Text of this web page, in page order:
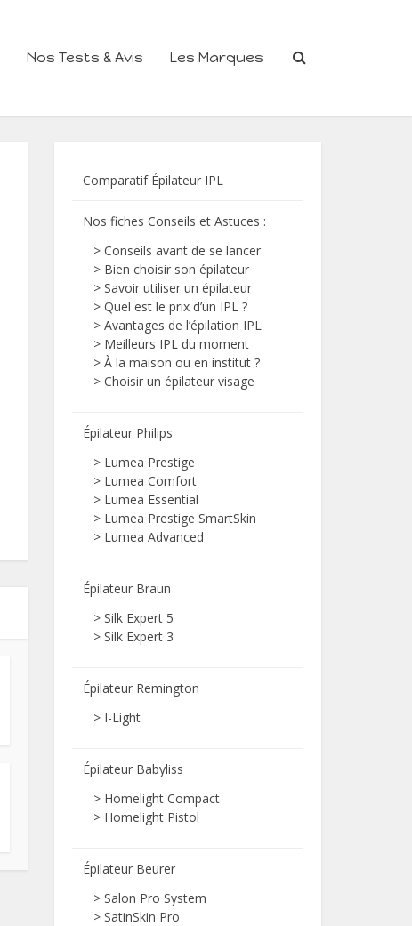
Nos Tests & Avis Les Marques
Comparatif Épilateur IPL
Nos fiches Conseils et Astuces :
> Conseils avant de se lancer
> Bien choisir son épilateur
> Savoir utiliser un épilateur
> Quel est le prix d’un IPL ?
> Avantages de l’épilation IPL
> Meilleurs IPL du moment
> À la maison ou en institut ?
> Choisir un épilateur visage
Épilateur Philips
> Lumea Prestige
> Lumea Comfort
> Lumea Essential
> Lumea Prestige SmartSkin
> Lumea Advanced
Épilateur Braun
> Silk Expert 5
> Silk Expert 3
Épilateur Remington
> I-Light
Épilateur Babyliss
> Homelight Compact
> Homelight Pistol
Épilateur Beurer
> Salon Pro System
> SatinSkin Pro